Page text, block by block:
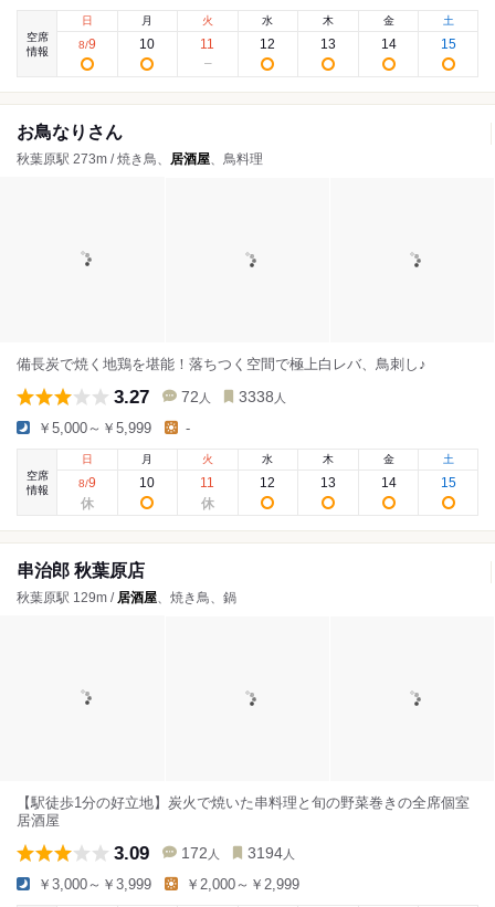
空席
情報
日
8/9
月
10
火
11
水
12
木
13
金
14
土
15
お鳥なりさん
秋葉原駅 273m / 焼き鳥、 居酒屋、鳥料理
備長炭で焼く地鶏を堪能！落ちつく空間で極上白レバ、鳥刺し♪
3.27 72 人 3338 人
￥5,000～￥5,999 -
空席
情報
日
8/9
月
10
火
11
水
12
木
13
金
14
土
15
串治郎 秋葉原店
秋葉原駅 129m / 居酒屋、焼き鳥、鍋
【駅徒歩1分の好立地】炭火で焼いた串料理と旬の野菜巻きの全席個室
居酒屋
3.09 172 人 3194 人
￥3,000～￥3,999 ￥2,000～￥2,999